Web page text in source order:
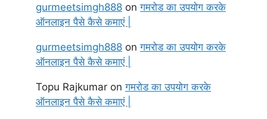
gurmeetsimgh888 onगमरोड का उपयोग करके
ऑनलाइन पैसे कैसे कमाएं |
gurmeetsimgh888 onगमरोड का उपयोग करके
ऑनलाइन पैसे कैसे कमाएं |
Topu Rajkumar onगमरोड का उपयोग करके
ऑनलाइन पैसे कैसे कमाएं |